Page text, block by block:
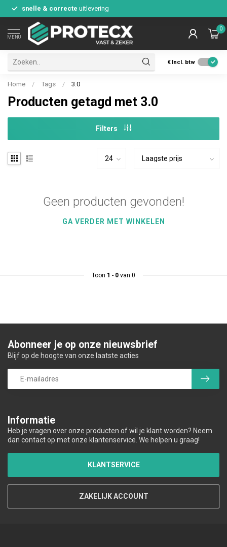
snelle & correcte uitlevering
MENU
0
€ Incl. btw
Home / Tags / 3.0
Producten getagd met 3.0
Filters
Geen producten gevonden!
GA VERDER MET WINKELEN
Toon 1 - 0 van 0
Informatie
Heb je vragen over onze producten of wil je klant worden? Neem
dan contact op met onze klantenservice. We helpen u graag!
KLANTSERVICE
ZAKELIJK ACCOUNT
Abonneer je op onze nieuwsbrief
Blijf op de hoogte van onze laatste acties